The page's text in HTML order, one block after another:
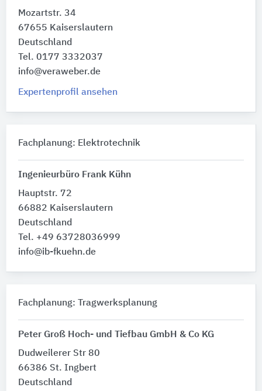
Mozartstr. 34
67655 Kaiserslautern
Deutschland
Tel. 0177 3332037
info@veraweber.de
Expertenprofil ansehen
Fachplanung: Elektrotechnik
Ingenieurbüro Frank Kühn
Hauptstr. 72
66882 Kaiserslautern
Deutschland
Tel. +49 63728036999
info@ib-fkuehn.de
Fachplanung: Tragwerksplanung
Peter Groß Hoch- und Tiefbau GmbH & Co KG
Dudweilerer Str 80
66386 St. Ingbert
Deutschland